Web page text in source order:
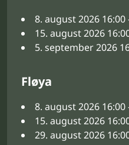
8. august 2026 16:00
15. august 2026
5. september 2026
Fløya
8. august 2026
15. august 2026
29. august 2026